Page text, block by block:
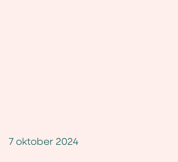
7 oktober 2024